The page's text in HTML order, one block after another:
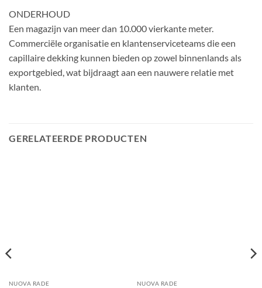
ONDERHOUD
Een magazijn van meer dan 10.000 vierkante meter.
Commerciële organisatie en klantenserviceteams die een
capillaire dekking kunnen bieden op zowel binnenlands als
exportgebied, wat bijdraagt ​​aan een nauwere relatie met
klanten.
GERELATEERDE PRODUCTEN
NUOVA RADE NUOVA RADE